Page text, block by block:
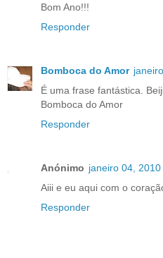
Bom Ano!!!
Responder
Bomboca do Amor
É uma frase fantástica.
Bomboca do Amor
Responder
Anónimo janeiro 04, 2010
Aiii e eu aqui com o
Responder